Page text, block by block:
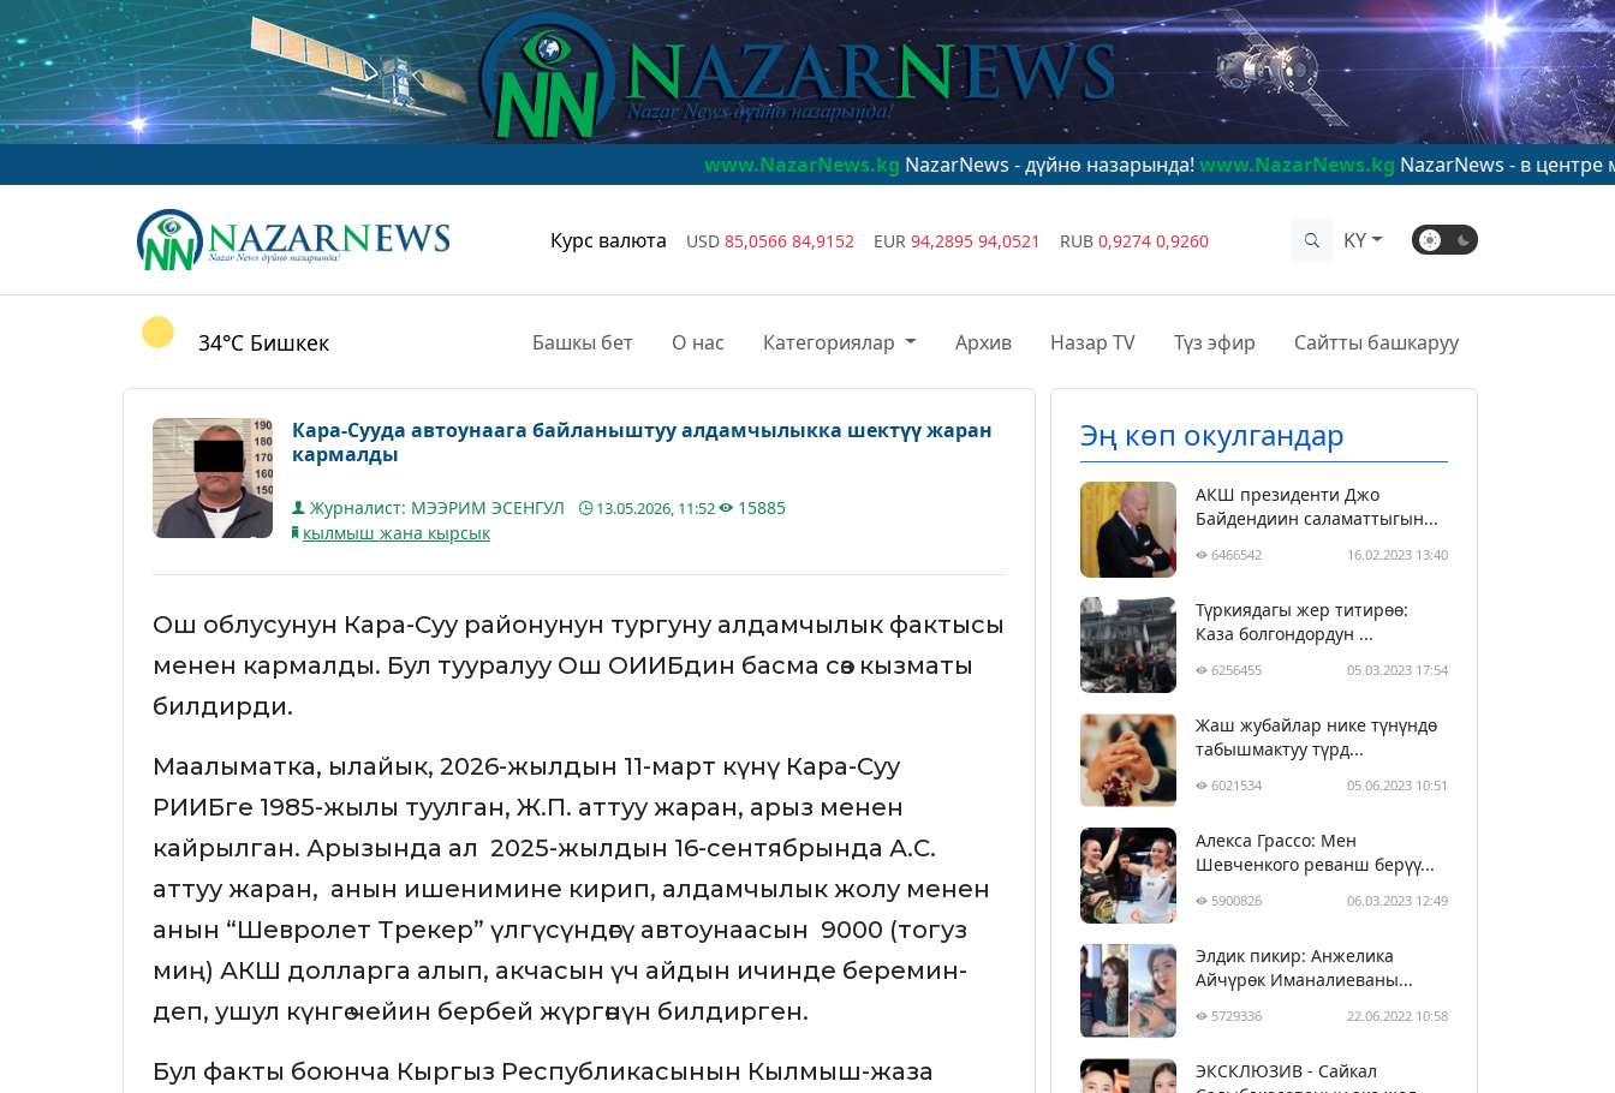
www.NazarNews.kgNazarNews - дүйнө назарында!www.NazarNews.kgNazarNews - в центре мирового
Курс валюта USD 85,0566 84,9152 EUR 94,2895 94,0521 RUB 0,9274 0,9260 KY
34°C Бишкек Башкы бет О нас Категориялар Архив Назар TV Түз эфир Сайтты башкаруу
Кара-Сууда автоунаага байланыштуу алдамчылыкка шектүү жаран
кармалды
Журналист: МЭЭРИМ ЭСЕНГУЛ 13.05.2026, 11:52
15885
кылмыш жана кырсык
Ош облусунун Кара-Суу районунун тургуну алдамчылык фактысы
менен кармалды. Бул тууралуу Ош ОИИБдин басма сөз кызматы
билдирди.
Маалыматка, ылайык, 2026-жылдын 11-март күнү Кара-Суу
РИИБге 1985-жылы туулган, Ж.П. аттуу жаран, арыз менен
кайрылган. Арызында ал 2025-жылдын 16-сентябрында А.С.
аттуу жаран, анын ишенимине кирип, алдамчылык жолу менен
анын “Шевролет Трекер” үлгүсүндөгү автоунаасын 9000 (тогуз
миң) АКШ долларга алып, акчасын үч айдын ичинде беремин-
деп, ушул күнгө чейин бербей жүргөнүн билдирген.
Бул факты боюнча Кыргыз Республикасынын Кылмыш-жаза
Эң көп окулгандар
АКШ президенти Джо
Байдендиин саламаттыгын...
6466542 16.02.2023 13:40
Түркиядагы жер титирөө:
Каза болгондордун ...
6256455 05.03.2023 17:54
Жаш жубайлар нике түнүндө
табышмактуу түрд...
6021534 05.06.2023 10:51
Алекса Грассо: Мен
Шевченкого реванш берүү...
5900826 06.03.2023 12:49
Элдик пикир: Анжелика
Айчүрөк Иманалиеваны...
5729336 22.06.2022 10:58
ЭКСКЛЮЗИВ - Сайкал